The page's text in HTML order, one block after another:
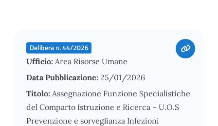
Delibera n. 44/2026
Ufficio: Area Risorse Umane
Data Pubblicazione: 25/01/2026
Titolo: Assegnazione Funzione Specialistiche
del Comparto Istruzione e Ricerca – U.O.S
Prevenzione e sorveglianza Infezioni